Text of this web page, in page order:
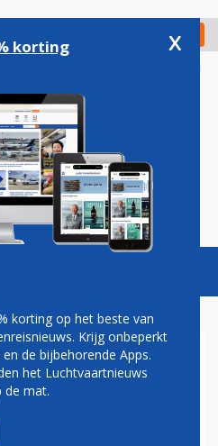
Check in
Vacatures
MET MAX 8
AIRLINES
korting x
korting op het beste van
Krijg onbeperkt
de bijbehorende Apps.
het Luchtvaartnieuws
de mat.